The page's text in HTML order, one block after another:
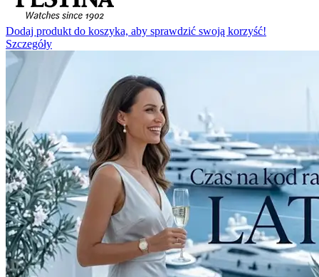
Dodaj produkt do koszyka, aby sprawdzić swoją korzyść!
Szczegóły